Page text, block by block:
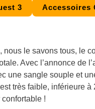
3 Accessoires
le savons tous, le
Avec l’annonce de
une sangle souple et
très faible, inférieure à
!